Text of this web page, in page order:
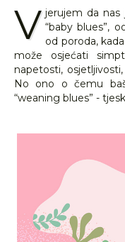
V jerujem da
“baby blues”,
od poroda,
može osjećati
napetosti,
No ono o čemu
“weaning blues” -